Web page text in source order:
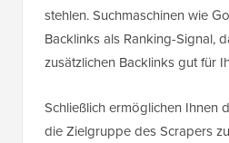
stehlen. Suchmaschinen wie
Backlinks als Ranking-Signal,
zusätzlichen Backlinks gut für
Schließlich ermöglichen Ihnen
die Zielgruppe des Scrapers